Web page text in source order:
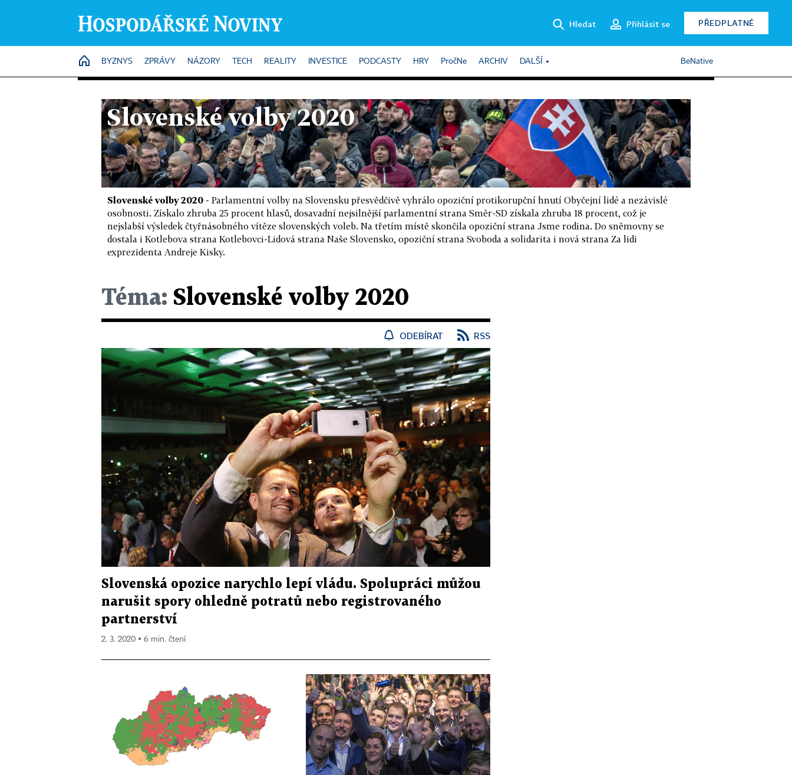
Hledat Přihlásit se PŘEDPLATNÉ
HOME
BYZNYS ZPRÁVY NÁZORY TECH REALITY INVESTICE PODCASTY HRY PročNe ARCHIV DALŠÍ BeNative
Slovenské volby 2020
Slovenské volby 2020 - Parlamentní volby na Slovensku přesvědčivě vyhrálo opoziční protikorupční hnutí Obyčejní lidé a nezávislé
osobnosti. Získalo zhruba 25 procent hlasů, dosavadní nejsilnější parlamentní strana Směr-SD získala zhruba 18 procent, což je
nejslabší výsledek čtyřnásobného vítěze slovenských voleb. Na třetím místě skončila opoziční strana Jsme rodina. Do sněmovny se
dostala i Kotlebova strana Kotlebovci-Lidová strana Naše Slovensko, opoziční strana Svoboda a solidarita i nová strana Za lidi
exprezidenta Andreje Kisky.
Téma: Slovenské volby 2020
ODEBÍRAT RSS
Slovenská opozice narychlo lepí vládu. Spolupráci můžou
narušit spory ohledně potratů nebo registrovaného
partnerství
2. 3. 2020 ▪ 6 min. čtení